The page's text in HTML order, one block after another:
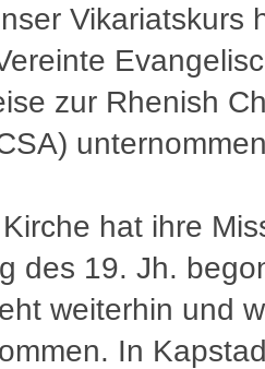
Vikariatskurs
zur Rhenish
hat ihre
des 19. Jh.
weiterhin und
In